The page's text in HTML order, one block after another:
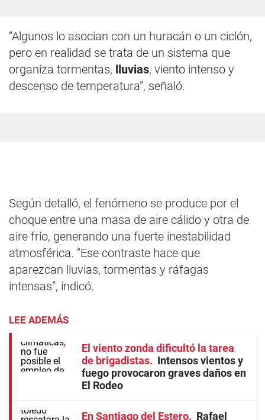
“Algunos lo asocian con un huracán o un ciclón,
pero en realidad se trata de un sistema que
organiza tormentas,
lluvias, viento intenso y
descenso de temperatura”, señaló.
Según detalló, el fenómeno se produce por el
choque entre una masa de aire cálido y otra de
aire frío, generando una fuerte inestabilidad
atmosférica. “Ese contraste hace que
aparezcan lluvias, tormentas y ráfagas
intensas”, indicó.
LEE ADEMÁS
El viento zonda dificultó la tarea
de brigadistas
Intensos vientos y
fuego provocaron graves daños en
El Rodeo
En Santiago del Estero Rafael